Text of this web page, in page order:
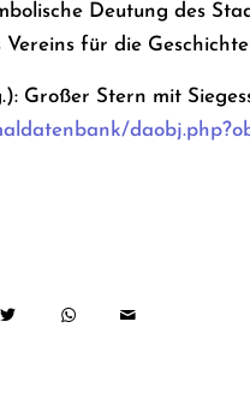
Deutung des
für die
Großer Stern mit